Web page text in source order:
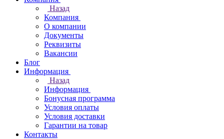
Назад
Компания
О компании
Документы
Реквизиты
Вакансии
Блог
Информация
Назад
Информация
Бонусная программа
Условия оплаты
Условия доставки
Гарантии на товар
Контакты